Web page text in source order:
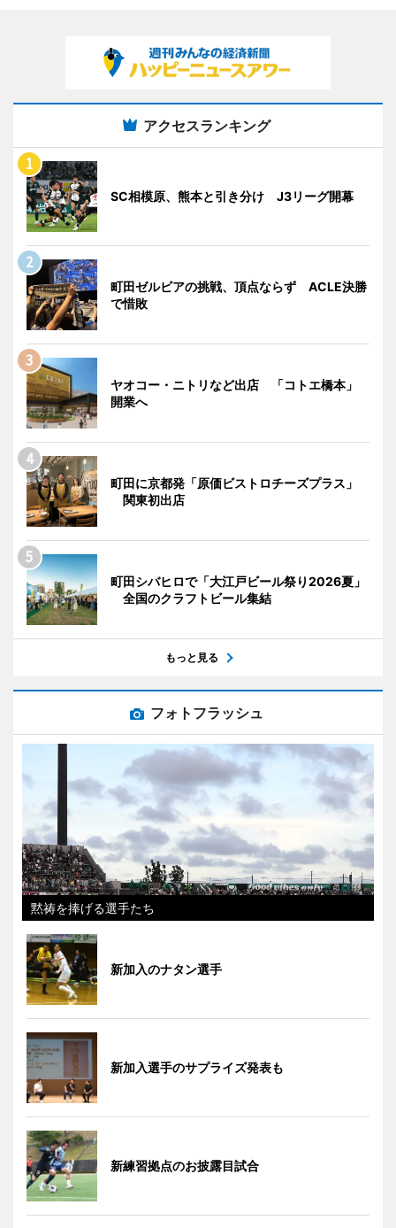
アクセスランキング
SC相模原、熊本と引き分け J3リーグ開幕
町田ゼルビアの挑戦、頂点ならず ACLE決勝
で惜敗
ヤオコー・ニトリなど出店 「コトエ橋本」
開業へ
町田に京都発「原価ビストロチーズプラス」
関東初出店
町田シバヒロで「大江戸ビール祭り2026夏」
全国のクラフトビール集結
もっと見る
フォトフラッシュ
黙祷を捧げる選手たち
新加入のナタン選手
新加入選手のサプライズ発表も
新練習拠点のお披露目試合